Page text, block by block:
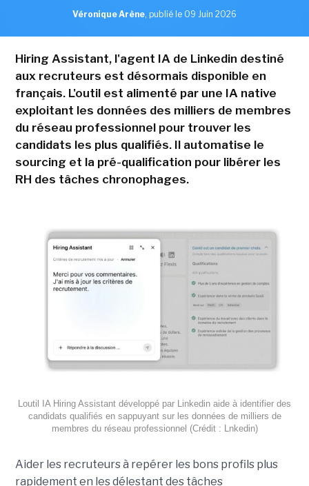
Véronique Arène, publié le 09 Juin 2026
Hiring Assistant, l'agent IA de Linkedin destiné
aux recruteurs est désormais disponible en
français. L'outil est alimenté par une IA native
exploitant les données des milliers de membres
du réseau professionnel pour trouver les
candidats les plus qualifiés. Il automatise le
sourcing et la pré-qualification pour libérer les
RH des tâches chronophages.
Loutil IA Hiring Assistant développé par Linkedin aide à identifier des
candidats qualifiés en sappuyant sur les données de milliers de
membres du réseau professionnel (Crédit : Lnkedin)
Aider les recruteurs à repérer les bons profils plus
rapidement en les délestant des tâches